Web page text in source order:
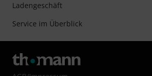
Ladengeschäft
Service im Überblick